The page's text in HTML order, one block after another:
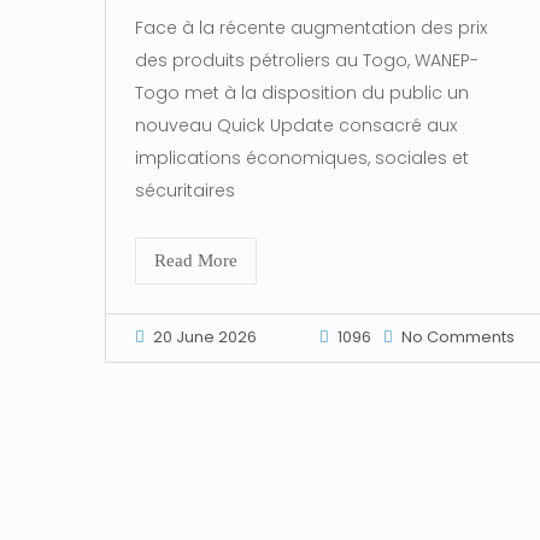
Face à la récente augmentation des prix
des produits pétroliers au Togo, WANEP-
Togo met à la disposition du public un
nouveau Quick Update consacré aux
implications économiques, sociales et
sécuritaires
Read More
20 June 2026 1096 No Comments